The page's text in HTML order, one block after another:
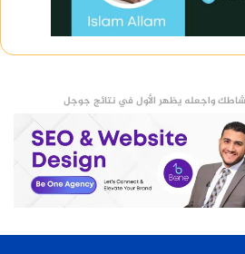
واجعله يظهر الأول في نتائج جوجل